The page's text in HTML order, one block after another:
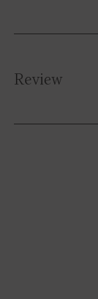
Review